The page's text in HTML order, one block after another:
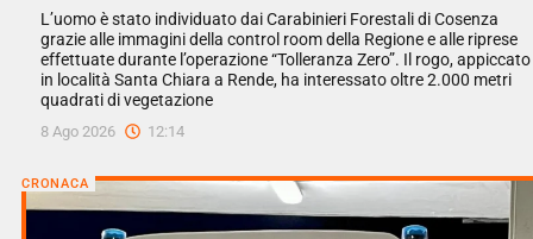
L’uomo è stato individuato dai Carabinieri Forestali di Cosenza
grazie alle immagini della control room della Regione e alle riprese
effettuate durante l’operazione “Tolleranza Zero”. Il rogo, appiccato
in località Santa Chiara a Rende, ha interessato oltre 2.000 metri
quadrati di vegetazione
8 Ago 2026 12:14
CRONACA